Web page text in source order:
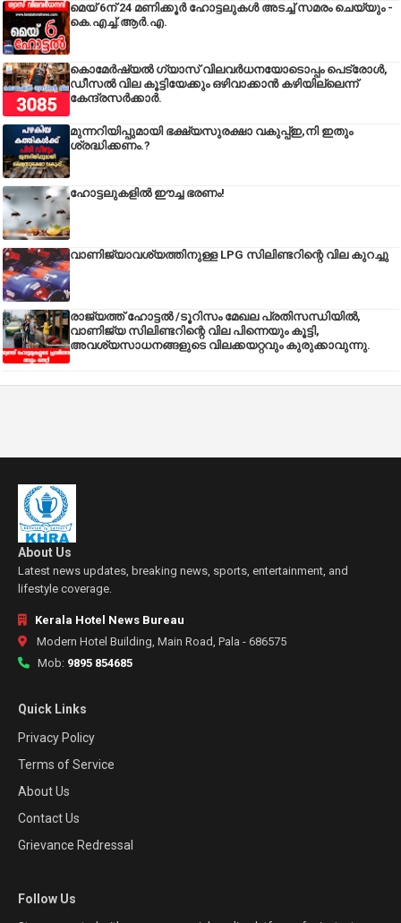
മെയ് 6ന് 24 മണിക്കൂർ ഹോട്ടലുകൾ അടച്ച് സമരം ചെയ്യും -
കെ.എച്ച്.ആർ.എ.
കൊമേർഷ്യൽ ഗ്യാസ് വിലവർധനയോടൊപ്പം പെട്രോൾ,
ഡീസല്‍ വില കൂട്ടിയേക്കും ഒഴിവാക്കാന്‍ കഴിയില്ലെന്ന്
കേന്ദ്രസര്‍ക്കാര്‍.
മുന്നറിയിപ്പുമായി ഭക്ഷ്യസുരക്ഷാ വകുപ്പ്ഇ,നി ഇതും
ശ്രദ്ധിക്കണം.?
ഹോട്ടലുകളിൽ ഈച്ച ഭരണം!
വാണിജ്യാവശ്യത്തിനുള്ള LPG സിലിണ്ടറിന്റെ വില കുറച്ചു
രാജ്യത്ത് ഹോട്ടൽ /ടൂറിസം മേഖല പ്രതിസന്ധിയിൽ,
വാണിജ്യ സിലിണ്ടറിന്റെ വില പിന്നെയും കൂട്ടി,
അവശ്യസാധനങ്ങളുടെ വിലക്കയറ്റവും കുരുക്കാവുന്നു.
About Us
Latest news updates, breaking news, sports, entertainment, and
lifestyle coverage.
Kerala Hotel News Bureau
Modern Hotel Building, Main Road, Pala - 686575
Mob: 9895 854685
Quick Links
Privacy Policy
Terms of Service
About Us
Contact Us
Grievance Redressal
Follow Us